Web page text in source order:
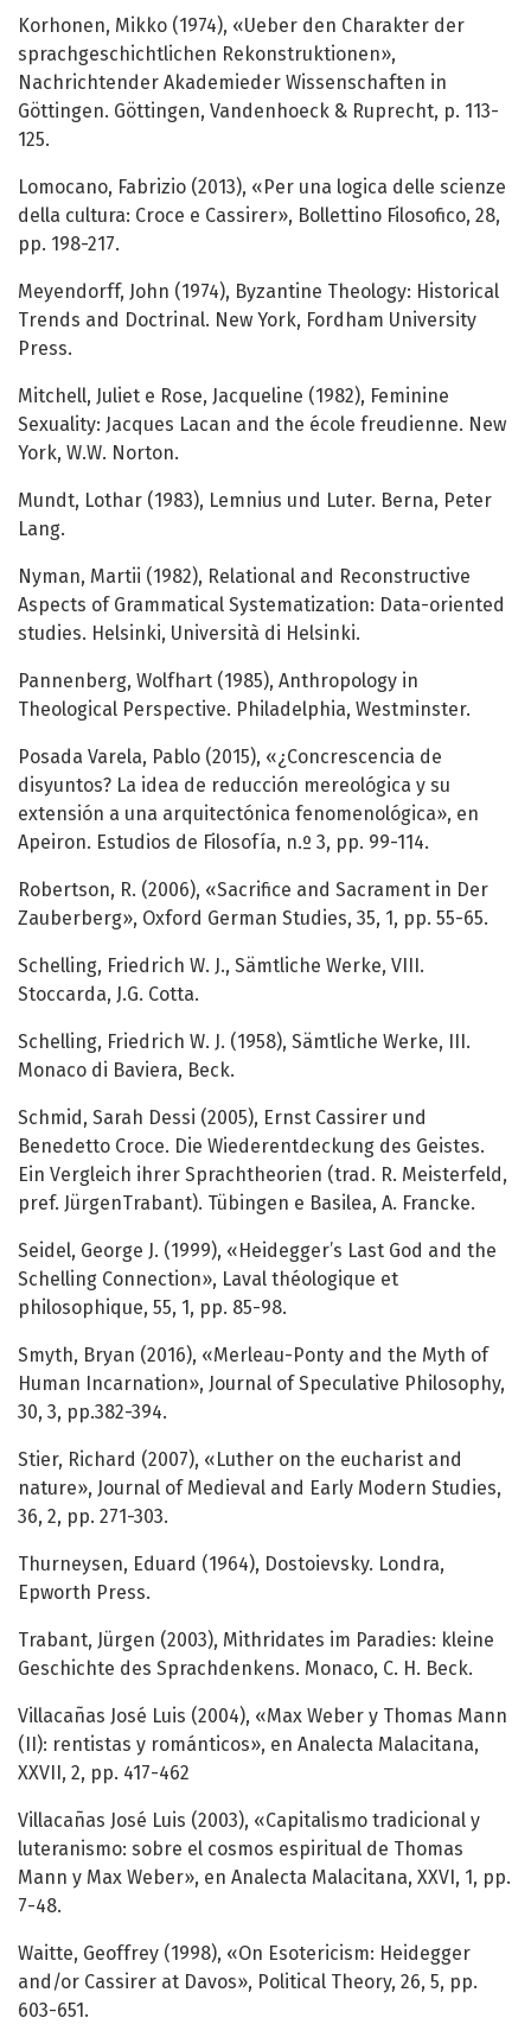
Korhonen, Mikko (1974), «Ueber den Charakter der
sprachgeschichtlichen Rekonstruktionen»,
Nachrichtender Akademieder Wissenschaften in
Göttingen. Göttingen, Vandenhoeck & Ruprecht, p. 113-
125.
Lomocano, Fabrizio (2013), «Per una logica delle scienze
della cultura: Croce e Cassirer», Bollettino Filosofico, 28,
pp. 198-217.
Meyendorff, John (1974), Byzantine Theology: Historical
Trends and Doctrinal. New York, Fordham University
Press.
Mitchell, Juliet e Rose, Jacqueline (1982), Feminine
Sexuality: Jacques Lacan and the école freudienne. New
York, W.W. Norton.
Mundt, Lothar (1983), Lemnius und Luter. Berna, Peter
Lang.
Nyman, Martii (1982), Relational and Reconstructive
Aspects of Grammatical Systematization: Data-oriented
studies. Helsinki, Università di Helsinki.
Pannenberg, Wolfhart (1985), Anthropology in
Theological Perspective. Philadelphia, Westminster.
Posada Varela, Pablo (2015), «¿Concrescencia de
disyuntos? La idea de reducción mereológica y su
extensión a una arquitectónica fenomenológica», en
Apeiron. Estudios de Filosofía, n.º 3, pp. 99-114.
Robertson, R. (2006), «Sacrifice and Sacrament in Der
Zauberberg», Oxford German Studies, 35, 1, pp. 55-65.
Schelling, Friedrich W. J., Sämtliche Werke, VIII.
Stoccarda, J.G. Cotta.
Schelling, Friedrich W. J. (1958), Sämtliche Werke, III.
Monaco di Baviera, Beck.
Schmid, Sarah Dessi (2005), Ernst Cassirer und
Benedetto Croce. Die Wiederentdeckung des Geistes.
Ein Vergleich ihrer Sprachtheorien (trad. R. Meisterfeld,
pref. JürgenTrabant). Tübingen e Basilea, A. Francke.
Seidel, George J. (1999), «Heidegger’s Last God and the
Schelling Connection», Laval théologique et
philosophique, 55, 1, pp. 85-98.
Smyth, Bryan (2016), «Merleau-Ponty and the Myth of
Human Incarnation», Journal of Speculative Philosophy,
30, 3, pp.382-394.
Stier, Richard (2007), «Luther on the eucharist and
nature», Journal of Medieval and Early Modern Studies,
36, 2, pp. 271-303.
Thurneysen, Eduard (1964), Dostoievsky. Londra,
Epworth Press.
Trabant, Jürgen (2003), Mithridates im Paradies: kleine
Geschichte des Sprachdenkens. Monaco, C. H. Beck.
Villacañas José Luis (2004), «Max Weber y Thomas Mann
(II): rentistas y románticos», en Analecta Malacitana,
XXVII, 2, pp. 417-462
Villacañas José Luis (2003), «Capitalismo tradicional y
luteranismo: sobre el cosmos espiritual de Thomas
Mann y Max Weber», en Analecta Malacitana, XXVI, 1, pp.
7-48.
Waitte, Geoffrey (1998), «On Esotericism: Heidegger
and/or Cassirer at Davos», Political Theory, 26, 5, pp.
603-651.